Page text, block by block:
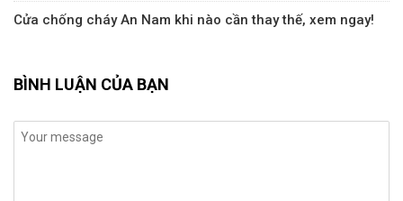
Cửa chống cháy An Nam khi nào cần thay thế, xem ngay!
BÌNH LUẬN CỦA BẠN